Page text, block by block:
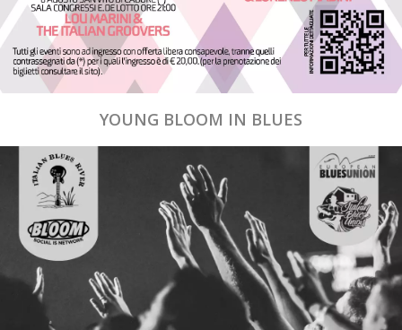
YOUNG BLOOM IN BLUES